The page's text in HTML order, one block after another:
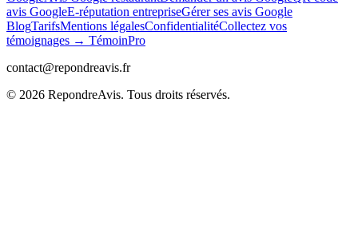
avis GoogleE-réputation entrepriseGérer ses avis Google
BlogTarifsMentions légalesConfidentialitéCollectez vos
témoignages → TémoinPro
contact@repondreavis.fr
© 2026 RepondreAvis. Tous droits réservés.